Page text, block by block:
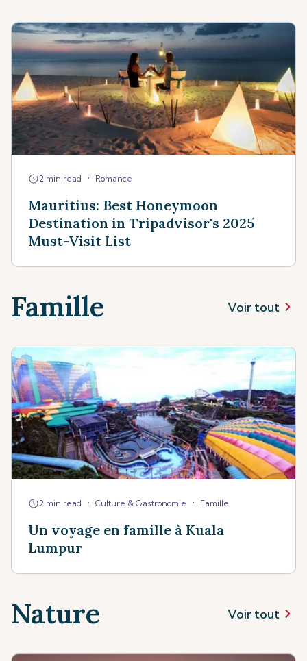
2 min read • Romance
Mauritius: Best Honeymoon
Destination in Tripadvisor's 2025
Must-Visit List
Famille Voir tout
2 min read • Culture & Gastronomie • Famille
Un voyage en famille à Kuala
Lumpur
Nature Voir tout